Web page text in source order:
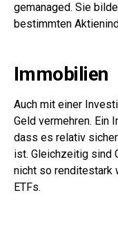
gemanaged. Sie
bestimmten
Immobilien
Auch mit einer
Geld vermehren. Ein
dass es relativ
ist. Gleichzeitig sind
nicht so renditestark
ETFs.